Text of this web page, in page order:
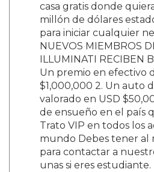
casa gratis donde
millón de dólares
para iniciar cualquier
NUEVOS MIEMBROS
ILLUMINATI RECIBEN
Un premio en efectivo
$1,000,000 2. Un auto
valorado en USD
de ensueño en el país
Trato VIP en todos los
mundo Debes tener al
para contactar a
unas si eres estudiante.